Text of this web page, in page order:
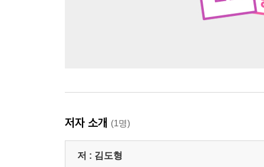
저자 소개 (1명)
저 : 김도형